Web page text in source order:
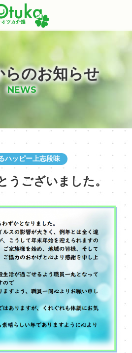
らのお知らせ
NEWS
ハッピー上志段味
うございました。